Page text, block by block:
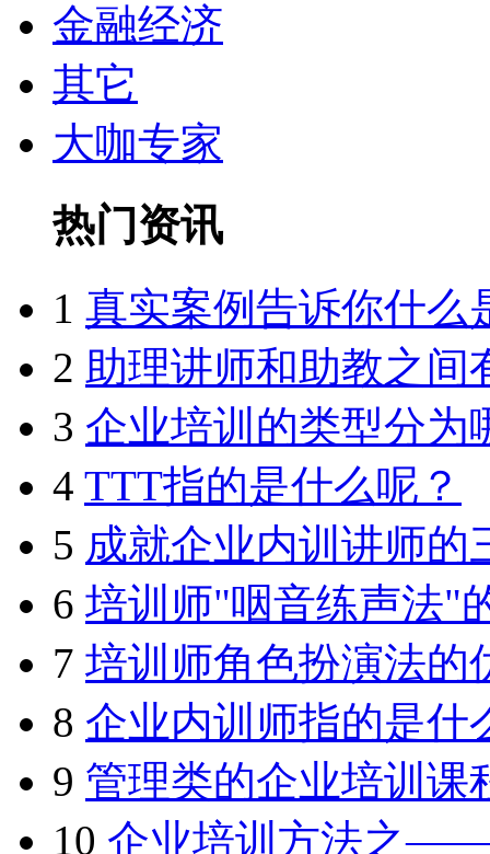
金融经济
其它
大咖专家
热门资讯
1 真实案例告诉你什么
2 助理讲师和助教之间
3 企业培训的类型分为
4 TTT指的是什么呢？
5 成就企业内训讲师的
6 培训师"咽音练声法"
7 培训师角色扮演法的
8 企业内训师指的是什
9 管理类的企业培训课
10 企业培训方法之